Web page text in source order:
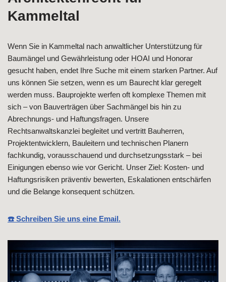
Kammeltal
Wenn Sie in Kammeltal nach anwaltlicher Unterstützung für
Baumängel und Gewährleistung oder HOAI und Honorar
gesucht haben, endet Ihre Suche mit einem starken Partner. Auf
uns können Sie setzen, wenn es um Baurecht klar geregelt
werden muss. Bauprojekte werfen oft komplexe Themen mit
sich – von Bauverträgen über Sachmängel bis hin zu
Abrechnungs- und Haftungsfragen. Unsere
Rechtsanwaltskanzlei begleitet und vertritt Bauherren,
Projektentwicklern, Bauleitern und technischen Planern
fachkundig, vorausschauend und durchsetzungsstark – bei
Einigungen ebenso wie vor Gericht. Unser Ziel: Kosten- und
Haftungsrisiken präventiv bewerten, Eskalationen entschärfen
und die Belange konsequent schützen.
☎️ Schreiben Sie uns eine Email.